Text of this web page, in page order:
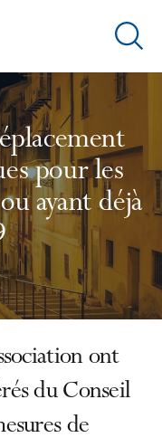
Ouvrir
de
pour les
ayant déjà
ont
du Conseil
de